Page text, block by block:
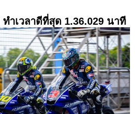
ำเวลาดีที่สุด 1.36.029 นาที